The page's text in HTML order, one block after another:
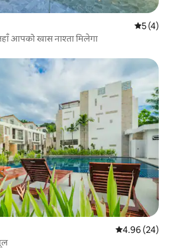
औसत रेटिंग
5 (4)
आपको खास नाश्ता मिलेगा
औसत रेटिंग 5 में
4.96 (24)